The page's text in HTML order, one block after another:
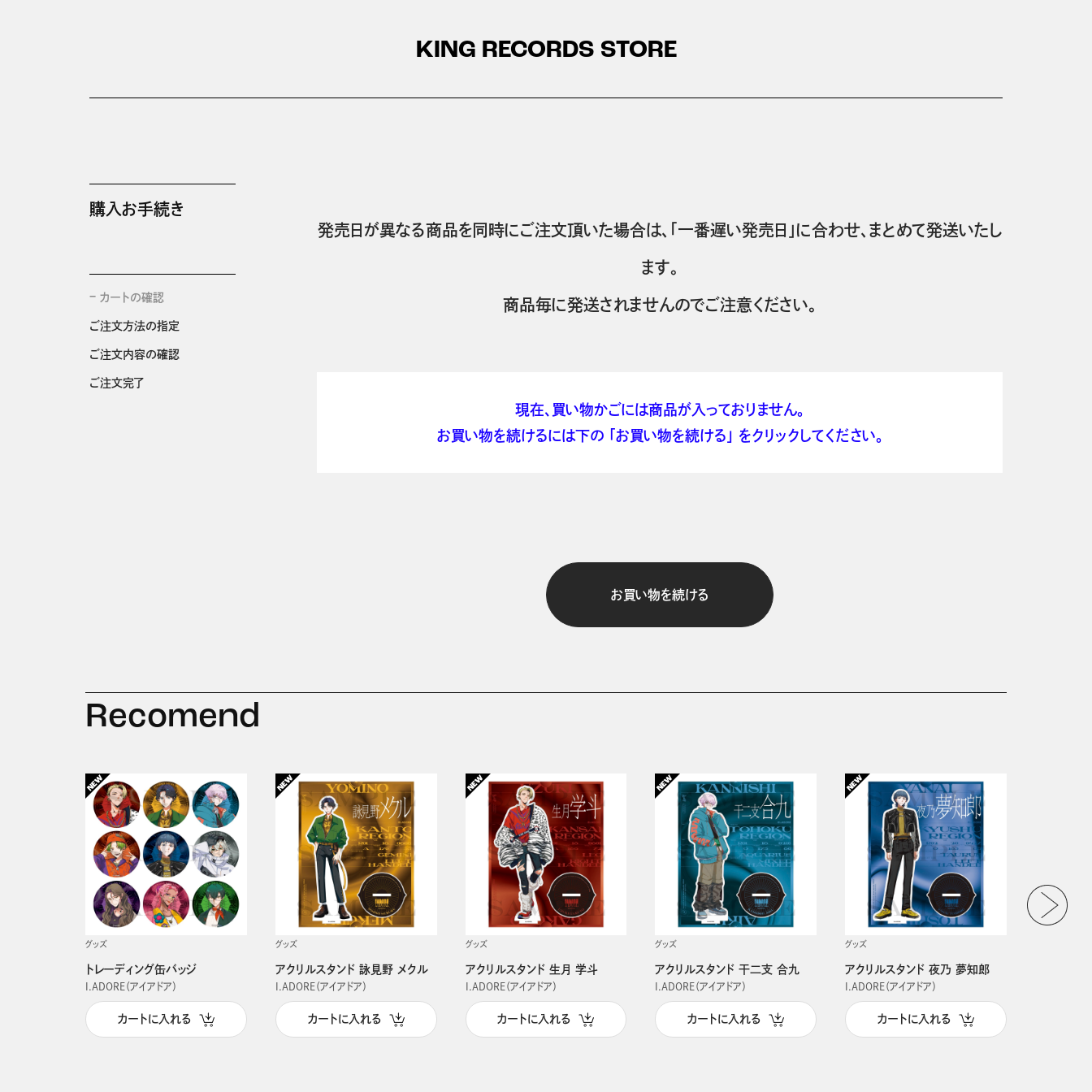
KING RECORDS STORE
購入お手続き
カートの確認
ご注文方法の指定
ご注文内容の確認
ご注文完了
発売日が異なる商品を同時にご注文頂いた場合は、「一番遅い発売日」に合わせ、まとめて発送いたし
ます。
商品毎に発送されませんのでご注意ください。
現在、買い物かごには商品が入っておりません。
お買い物を続けるには下の 「お買い物を続ける」 をクリックしてください。
お買い物を続ける
Recomend
グッズ
トレーディング缶バッジ
I.ADORE（アイアドア）
カートに入れる
グッズ
アクリルスタンド 詠見野 メクル
I.ADORE（アイアドア）
カートに入れる
グッズ
アクリルスタンド 生月 学斗
I.ADORE（アイアドア）
カートに入れる
グッズ
アクリルスタンド 干二支 合九
I.ADORE（アイアドア）
カートに入れる
グッズ
アクリルスタンド 夜乃 夢知郎
I.ADORE（アイアドア）
カートに入れる